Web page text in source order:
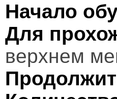
Начало
Для
верхнем